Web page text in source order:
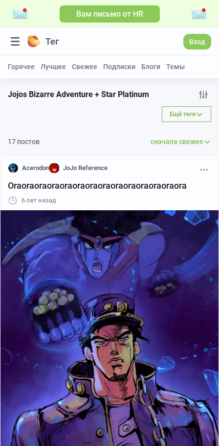
Вам письмо от HR
Тег Вход
Горячее Лучшее Свежее Подписки Блоги Темы
Jojos Bizarre Adventure + Star Platinum
Ещё теги
17 постов сначала свежее
Acerodon JoJo Reference
Oraoraoraoraoraoraoraoraoraoraoraoraoraora
6 лет назад